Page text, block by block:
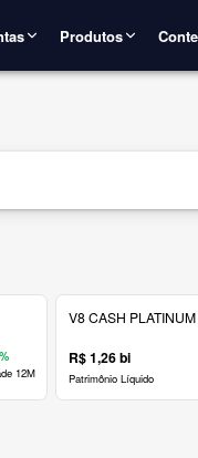
Produtos
12M
V8 CASH
R$ 1,26 bi
Patrimônio Líquido